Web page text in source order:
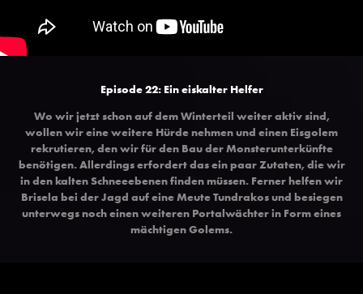
Episode 22: Ein eiskalter Helfer
Wo wir jetzt schon auf dem Winterteil weiter aktiv sind,
wollen wir eine weitere Hürde nehmen und einen Eisgolem
rekrutieren, den wir für den Bau der Monsterunterkünfte
benötigen. Allerdings erfordert das ein paar Zutaten, die wir
in den kalten Schneeebenen finden müssen. Ferner helfen wir
Brisela bei der Jagd auf eine Meute Tundrakos und besiegen
unterwegs noch einen weiteren Portalwächter in Form eines
mächtigen Golems.